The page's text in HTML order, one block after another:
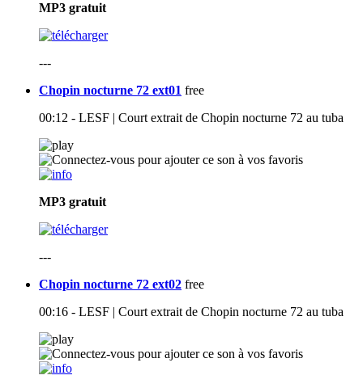
MP3 gratuit
---
Chopin nocturne 72 ext01 free
00:12 - LESF | Court extrait de Chopin nocturne 72 au tuba
MP3 gratuit
---
Chopin nocturne 72 ext02 free
00:16 - LESF | Court extrait de Chopin nocturne 72 au tuba